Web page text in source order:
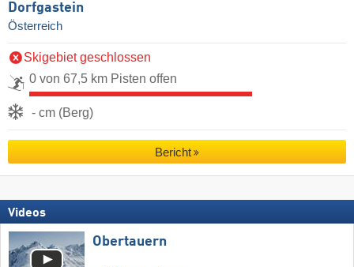
Dorfgastein
Österreich
Skigebiet geschlossen
0 von 67,5 km Pisten offen
- cm (Berg)
Bericht
Videos
Obertauern